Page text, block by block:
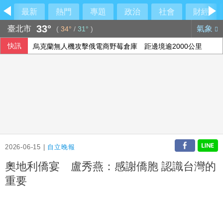
最新 熱門 專題 政治 社會
財經
臺北市 33° ( 34° / 31° ) 氣象
快訊 烏克蘭無人機攻擊俄電商野莓倉庫 距邊境逾2000公里
2026-06-15 | 自立晚報
奧地利僑宴 盧秀燕：感謝僑胞 認識台灣的
重要